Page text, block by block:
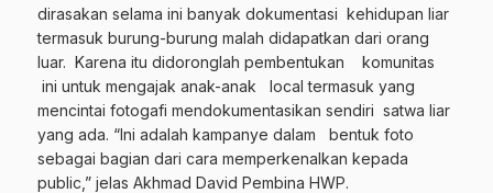
dirasakan selama ini banyak dokumentasi kehidupan liar
termasuk burung-burung malah didapatkan dari orang
luar. Karena itu didoronglah pembentukan komunitas
ini untuk mengajak anak-anak local termasuk yang
mencintai fotogafi mendokumentasikan sendiri satwa liar
yang ada. “Ini adalah kampanye dalam bentuk foto
sebagai bagian dari cara memperkenalkan kepada
public,” jelas Akhmad David Pembina HWP.